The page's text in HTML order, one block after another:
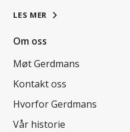
LES MER
Om oss
Møt Gerdmans
Kontakt oss
Hvorfor Gerdmans
Vår historie